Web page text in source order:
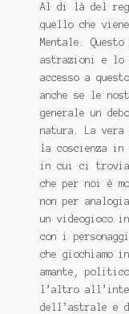
Al di là del
quello che
Mentale.
astrazioni e lo
accesso a
anche se le
generale un
natura.
La
la coscienza in
in cui ci
che per noi è
non per
un videogioco
con i
che giochiamo
amante,
l’altro
dell’astrale e